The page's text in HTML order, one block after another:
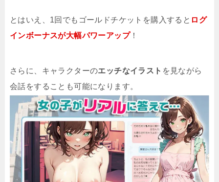
とはいえ、1回でもゴールドチケットを購入すると ログ
インボーナスが大幅パワーアップ！
さらに、キャラクターのエッチなイラスト を見ながら
会話をすることも可能になります。